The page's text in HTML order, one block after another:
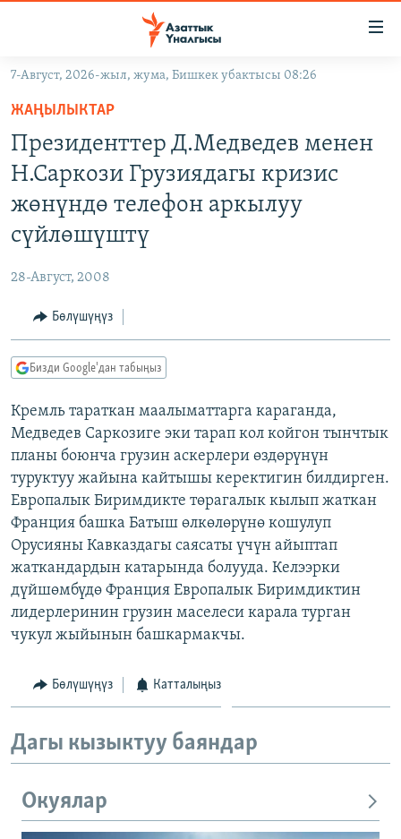
Навигацияга
өтүңүз
Издөөгө
салыңызКЫРГЫЗСТАН
ЭКОНОМИКА
ДҮЙНӨ
БОРБОР АЗИЯ
УКРАИНА
АТАЙЫН ИЛИКТӨӨ
БҮГҮН АЗАТТЫКТА
ЭКСПЕРТТЕР ТАЛДАЙТ
БИЗ ЖАНА ДҮЙНӨ
ЭЖЕ-СИҢДИЛЕР
АЗАТТЫК+
ЫҢГАЙСЫЗ СУРООЛОР
ПОДКАСТ
ӨЗГӨЧӨ ПИКИР
Русский
ОНЛАЙН ШЕРИНЕ
ЭЕ/АРнун бардык сайттары
7-Август, 2026-жыл, жума, Бишкек убактысы 08:26
ЖАҢЫЛЫКТАР
Президенттер Д.Медведев менен
Н.Саркози Грузиядагы кризис
жөнүндө телефон аркылуу
сүйлөшүштү
28-Август, 2008
Бөлүшүңүз
Бизди Google'дан табыңыз
Кремль тараткан маалыматтарга караганда,
Медведев Саркозиге эки тарап кол койгон тынчтык
планы боюнча грузин аскерлери өздөрүнүн
туруктуу жайына кайтышы керектигин билдирген.
Европалык Биримдикте төрагалык кылып жаткан
Франция башка Батыш өлкөлөрүнө кошулуп
Орусияны Кавказдагы саясаты үчүн айыптап
жаткандардын катарында болууда. Келээрки
дүйшөмбүдө Франция Европалык Биримдиктин
лидерлеринин грузин маселеси карала турган
чукул жыйынын башкармакчы.
Бөлүшүңүз Катталыңыз
Дагы кызыктуу баяндар
Окуялар